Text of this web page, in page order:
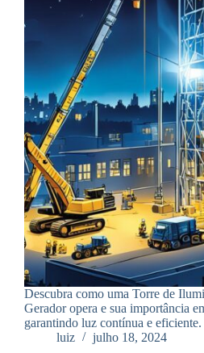
Descubra como uma Torre de
Gerador opera e sua importância
garantindo luz contínua e eficiente.
luiz
julho 18, 2024